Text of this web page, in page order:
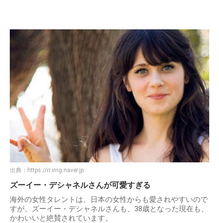
出典： https://rr.img.naver.jp
ズーイー・デシャネルさんが可愛すぎる
海外の女性タレントは、日本の女性からも愛されやすいので
すが、ズーイー・デシャネルさんも、38歳となった現在も、
かわいいと絶賛されています。